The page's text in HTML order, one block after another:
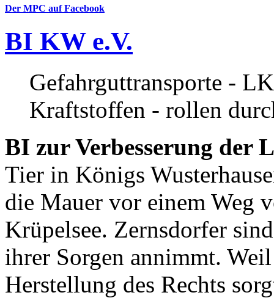
Der MPC auf Facebook
BI KW e.V.
Gefahrguttransporte -
Kraftstoffen - rollen
BI zur Verbesserung der
Tier in Königs
die Mauer vor einem Weg
Krüpelsee. Zernsdorfer
ihrer Sorgen annimmt.
Herstellung des Rechts